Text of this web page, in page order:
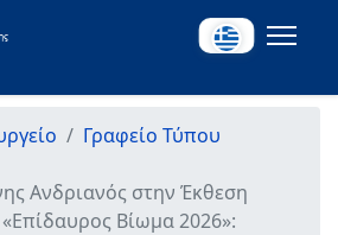
Γραφείο Τύπου
Ανδριανός στην Έκθεση
Βίωμα 2026»: